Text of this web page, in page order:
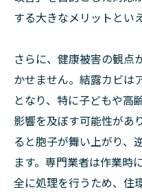
する大きなメリットとい
さらに、健康被害の観点
かせません。結露カビは
となり、特に子どもや高
影響を及ぼす可能性があ
ると胞子が舞い上がり、
ます。専門業者は作業時
全に処理を行うため、住